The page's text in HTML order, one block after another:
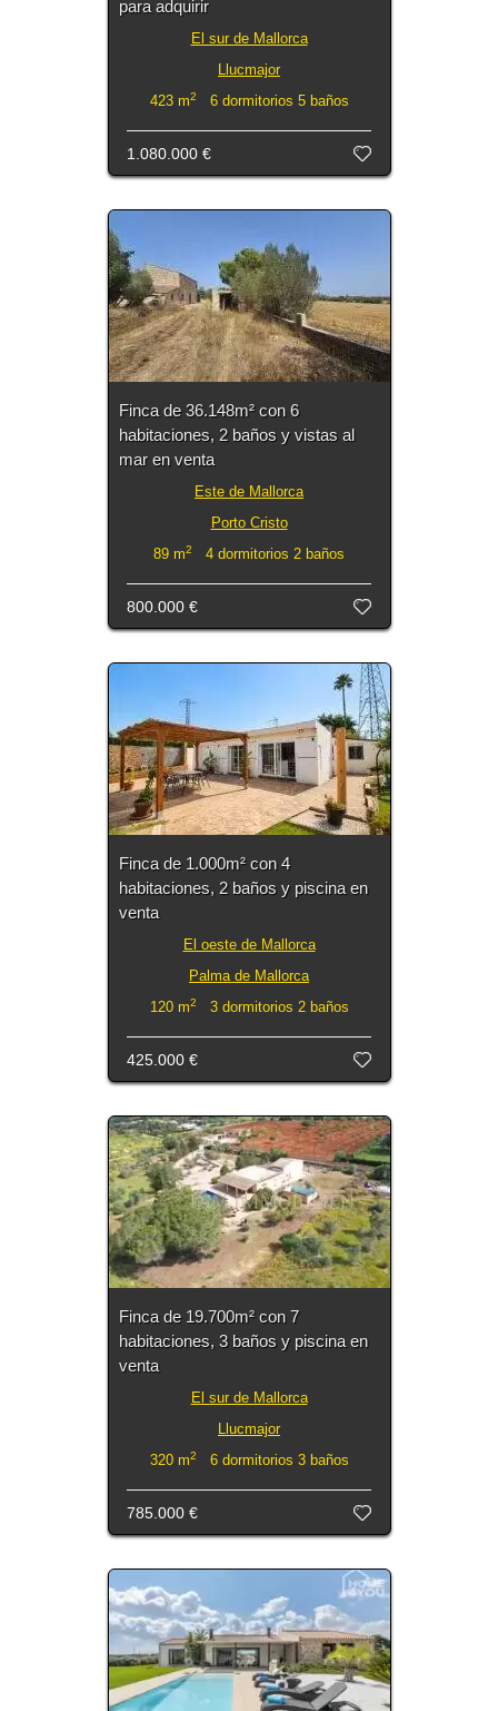
para adquirir
El sur de Mallorca
Llucmajor
423 m2 6 dormitorios 5 baños
1.080.000 €
Finca de 36.148m² con 6
habitaciones, 2 baños y vistas al
mar en venta
Este de Mallorca
Porto Cristo
89 m2 4 dormitorios 2 baños
800.000 €
Finca de 1.000m² con 4
habitaciones, 2 baños y piscina en
venta
El oeste de Mallorca
Palma de Mallorca
120 m2 3 dormitorios 2 baños
425.000 €
Finca de 19.700m² con 7
habitaciones, 3 baños y piscina en
venta
El sur de Mallorca
Llucmajor
320 m2 6 dormitorios 3 baños
785.000 €